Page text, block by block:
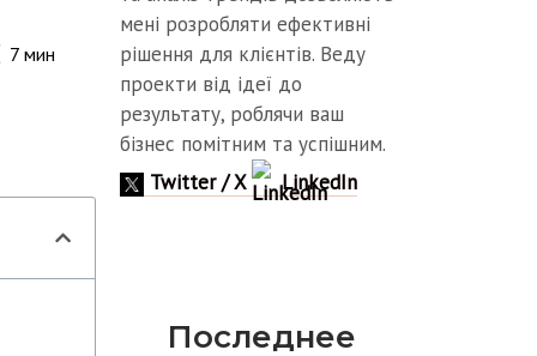
7мин
мені розробляти ефективні
рішення для клієнтів. Веду
проекти від ідеї до
результату, роблячи ваш
бізнес помітним та успішним.
Twitter / X
LinkedIn
Последнее